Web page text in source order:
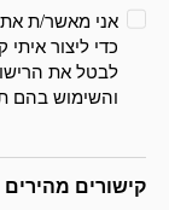
קישורים מהירים
אני מאשר/ת
כדי ליצור
לבטל את
והשימוש בהם